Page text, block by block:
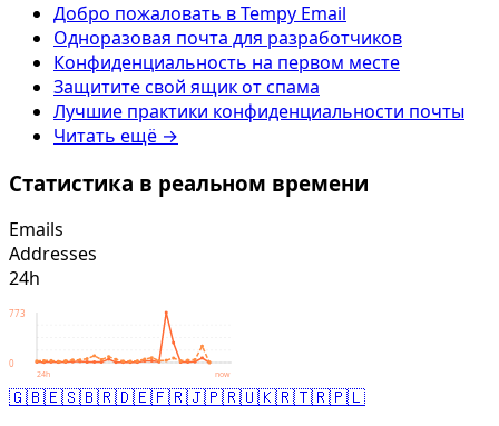
Добро пожаловать в Tempy Email
Одноразовая почта для разработчиков
Конфиденциальность на первом месте
Защитите свой ящик от спама
Лучшие практики конфиденциальности почты
Читать ещё →
Статистика в реальном времени
Emails
Addresses
24h
773
0
24h now
🇬🇧🇪🇸🇧🇷🇩🇪🇫🇷🇯🇵🇷🇺🇰🇷🇹🇷🇵🇱